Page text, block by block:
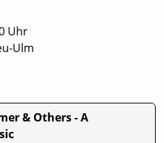
Uhr
Ulm
& Others - A